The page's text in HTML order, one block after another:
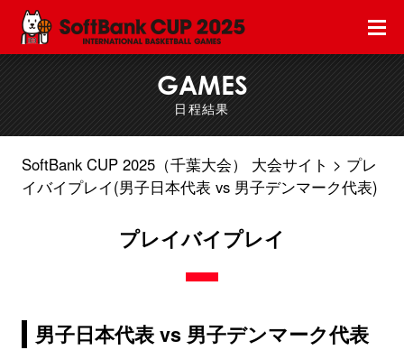
GAMES
日程結果
SoftBank CUP 2025（千葉大会） 大会サイト
プレ
イバイプレイ(男子日本代表 vs 男子デンマーク代表)
プレイバイプレイ
男子日本代表 vs 男子デンマーク代表